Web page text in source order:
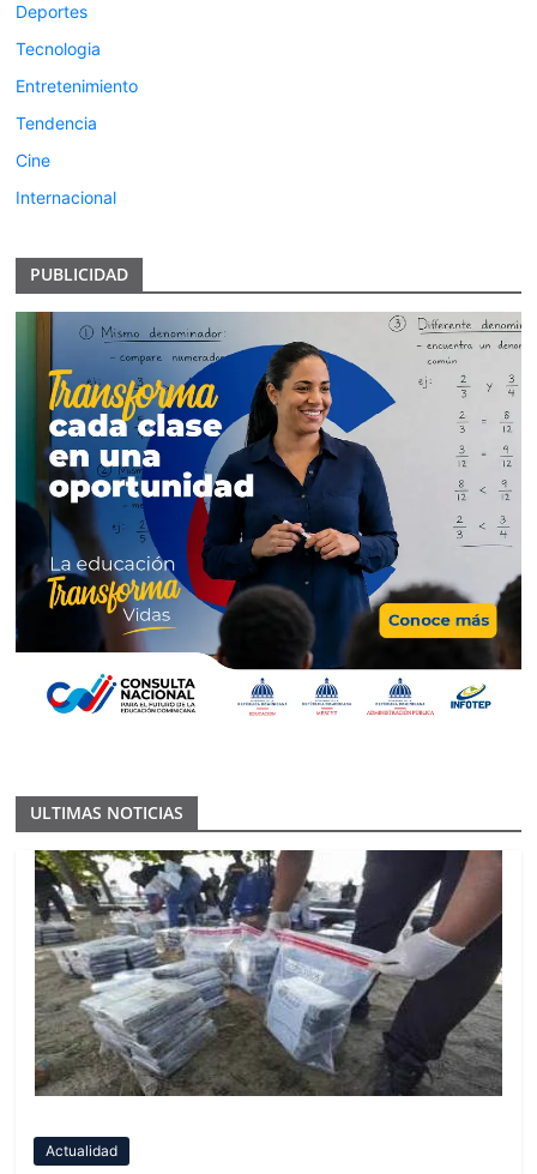
Deportes
Tecnologia
Entretenimiento
Tendencia
Cine
Internacional
PUBLICIDAD
ULTIMAS NOTICIAS
Actualidad